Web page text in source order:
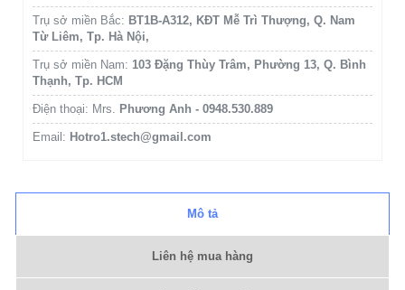
Trụ sở miền Bắc: BT1B-A312, KĐT Mễ Trì Thượng, Q. Nam
Từ Liêm, Tp. Hà Nội,
Trụ sở miền Nam: 103 Đặng Thùy Trâm, Phường 13, Q. Bình
Thạnh, Tp. HCM
Điện thoại: Mrs. Phương Anh - 0948.530.889
Email: Hotro1.stech@gmail.com
Mô tả
Liên hệ mua hàng